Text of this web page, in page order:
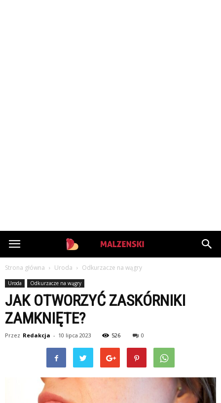
StazMalzenski.pl
Strona główna Uroda Odkurzacze na wągry
Uroda Odkurzacze na wągry
JAK OTWORZYĆ ZASKÓRNIKI
ZAMKNIĘTE?
Przez Redakcja - 10 lipca 2023 526 0